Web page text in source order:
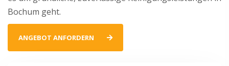
Bochum geht.
ANGEBOT ANFORDERN